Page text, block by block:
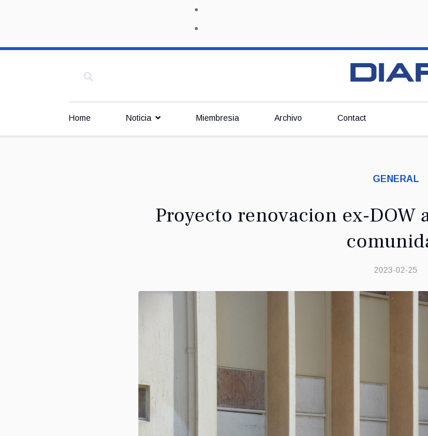
Home Noticia Miembresia Archivo Contact
GENERAL
Proyecto renovacion ex-DOW
2023-02-25